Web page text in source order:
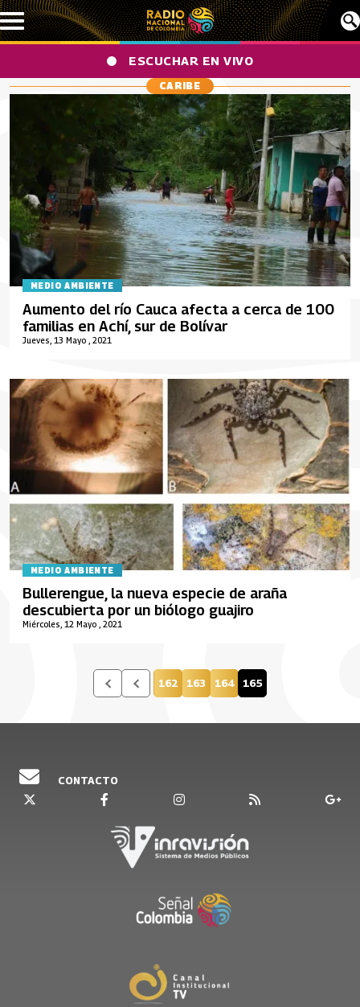
Pasar al contenido principal
ESCUCHAR EN VIVO
CARIBE
MEDIO AMBIENTE
Jueves, 13 Mayo , 2021
Aumento del río Cauca afecta a cerca de 100
familias en Achí, sur de Bolívar
MEDIO AMBIENTE
Miércoles, 12 Mayo , 2021
Bullerengue, la nueva especie de araña
descubierta por un biólogo guajiro
Página
162 Página
163 Página
164 Página actual
165
CONTACTO